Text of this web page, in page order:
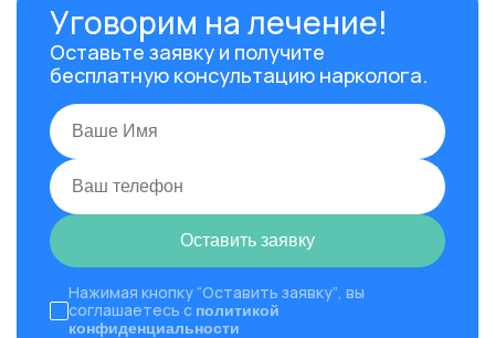
Уговорим на лечение!
Оставьте заявку и получите
бесплатную консультацию нарколога.
Нажимая кнопку “Оставить заявку”, вы
соглашаетесь с политикой
конфиденциальности
Оставить заявку